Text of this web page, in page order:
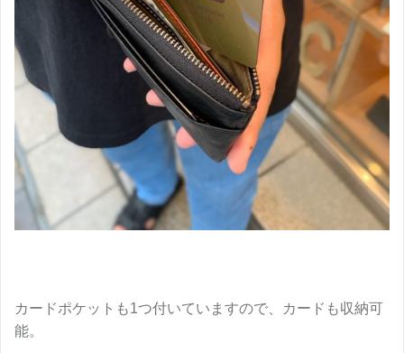
カードポケットも1つ付いていますので、カードも収納可
能。